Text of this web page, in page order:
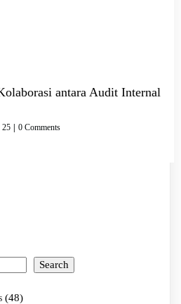
antara Audit Internal
25 0 Comments
Search
(48)